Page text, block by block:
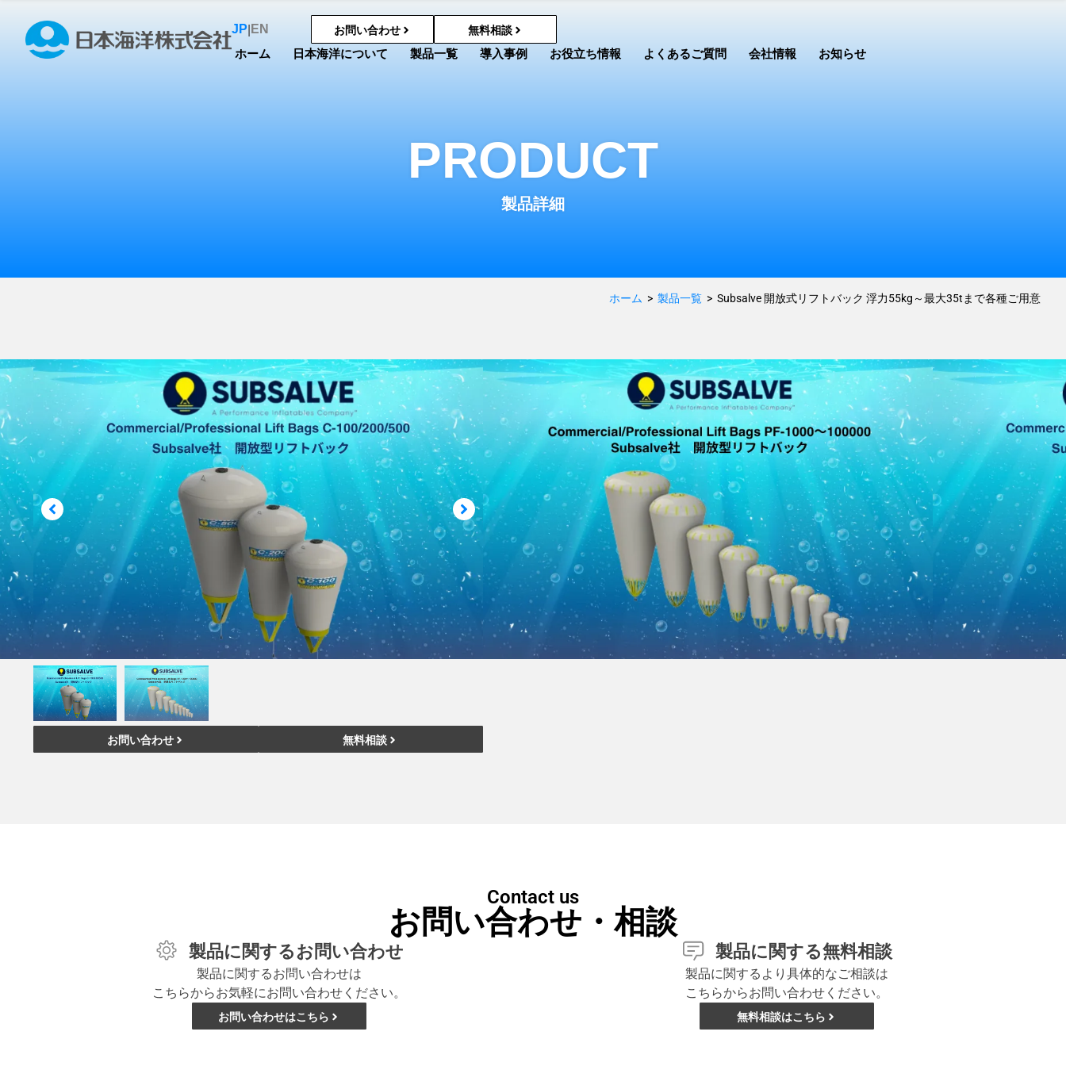
JP EN お問い合わせ 無料相談
ホーム 日本海洋について 製品一覧 導入事例 お役立ち情報 よくあるご質問 会社情報 お知らせ
PRODUCT
製品詳細
ホーム > 製品一覧 > Subsalve 開放式リフトバック 浮力55kg～最大35tまで各種ご用意
お問い合わせ 無料相談
環境アセスメント, 救難救助・災害救助, 防衛・監視
Subsalve 開放式リフトバック 浮力55kg～最大35tまで
各種ご用意
Commercial/Professional Lift Bags C-100/200/500/PF-1000～100000
Subsalve
アメリカSubsalve社製の開放式のリフトバックです。下部が解放され、ダイバーのオクトパス等から空
気を供給する一般的なタイプです。浮力55kg～最大35tまで各種ご用意しております。
仕様
素材 ：高強度ナイロン（ウレタンコーティングによる耐化学薬品・紫外線機能）
バルブ：排気バルブ（手動）
色 ：カーキ、イエロー、グレー
※詳細はカタログをご覧下さい。
Contact us
お問い合わせ・相談
製品に関するお問い合わせ
製品に関するお問い合わせは
こちらからお気軽にお問い合わせください。
お問い合わせはこちら
製品に関する無料相談
製品に関するより具体的なご相談は
こちらからお問い合わせください。
無料相談はこちら